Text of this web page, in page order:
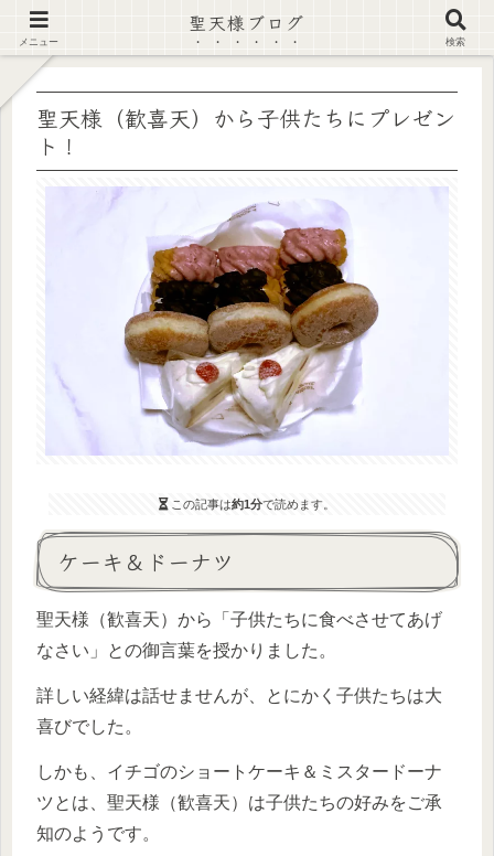
【注意喚起】偽サイト及び偽情報に注意 ▶確認する◀
聖天様（歓喜天）から子供たちにプレゼン
ト！
この記事は約1分で読めます。
ケーキ＆ドーナツ
聖天様（歓喜天）から「子供たちに食べさせてあげ
なさい」との御言葉を授かりました。
詳しい経緯は話せませんが、とにかく子供たちは大
喜びでした。
しかも、イチゴのショートケーキ＆ミスタードーナ
ツとは、聖天様（歓喜天）は子供たちの好みをご承
知のようです。
メニュー
聖天様ブログ
検索